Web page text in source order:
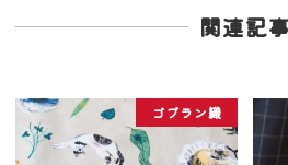
関連記事
ゴブラン織